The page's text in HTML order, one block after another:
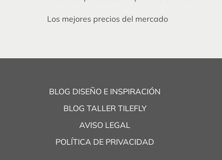
Los mejores precios del mercado
BLOG DISEÑO E INSPIRACIÓN
BLOG TALLER TILEFLY
AVISO LEGAL
POLÍTICA DE PRIVACIDAD